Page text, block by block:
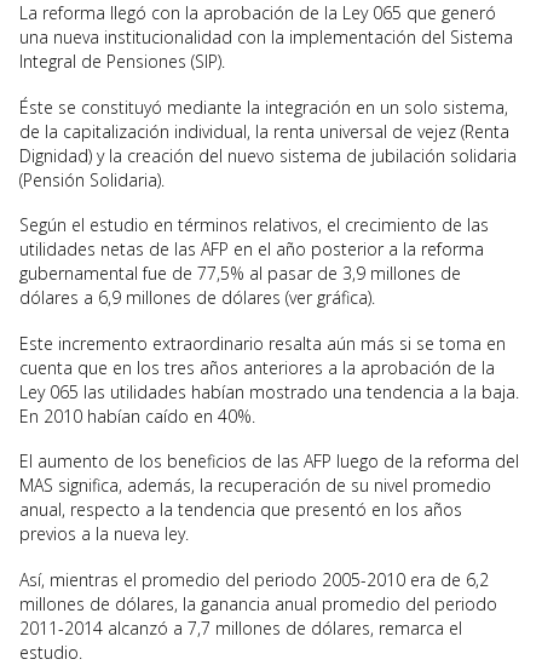
La reforma llegó con la aprobación de la Ley 065 que generó
una nueva institucionalidad con la implementación del Sistema
Integral de Pensiones (SIP).
Éste se constituyó mediante la integración en un solo sistema,
de la capitalización individual, la renta universal de vejez (Renta
Dignidad) y la creación del nuevo sistema de jubilación solidaria
(Pensión Solidaria).
Según el estudio en términos relativos, el crecimiento de las
utilidades netas de las AFP en el año posterior a la reforma
gubernamental fue de 77,5% al pasar de 3,9 millones de
dólares a 6,9 millones de dólares (ver gráfica).
Este incremento extraordinario resalta aún más si se toma en
cuenta que en los tres años anteriores a la aprobación de la
Ley 065 las utilidades habían mostrado una tendencia a la baja.
En 2010 habían caído en 40%.
El aumento de los beneficios de las AFP luego de la reforma del
MAS significa, además, la recuperación de su nivel promedio
anual, respecto a la tendencia que presentó en los años
previos a la nueva ley.
Así, mientras el promedio del periodo 2005-2010 era de 6,2
millones de dólares, la ganancia anual promedio del periodo
2011-2014 alcanzó a 7,7 millones de dólares, remarca el
estudio.